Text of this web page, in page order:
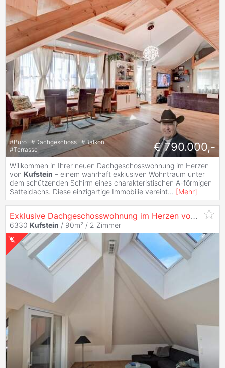
#Büro #Dachgeschoss #Balkon
#Terrasse € 790.000,-
Willkommen in Ihrer neuen Dachgeschosswohnung im Herzen
von Kufstein – einem wahrhaft exklusiven Wohntraum unter
dem schützenden Schirm eines charakteristischen A-förmigen
Satteldachs. Diese einzigartige Immobilie vereint... [Mehr]
Exklusive Dachgeschosswohnung im Herzen von
6330 Kufstein / 90m² / 2 Zimmer